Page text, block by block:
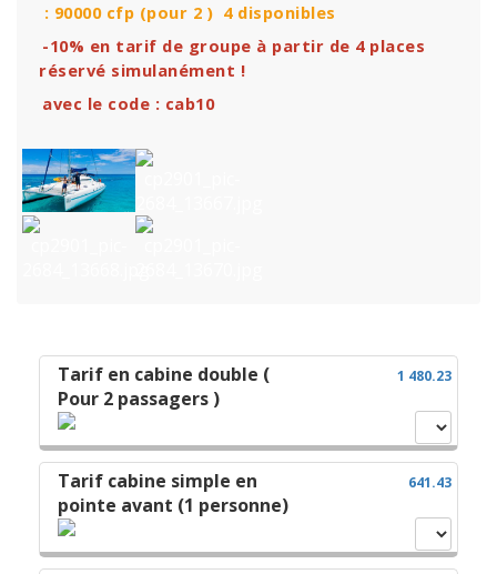
: 90000 cfp (pour 2 ) 4 disponibles
-10% en tarif de groupe à partir de 4 places
réservé simulanément !
avec le code : cab10
Tarif en cabine double (
Pour 2 passagers )
1 480.23
Tarif cabine simple en
pointe avant (1 personne)
641.43